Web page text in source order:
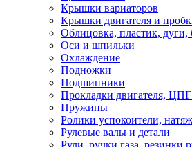
Крышки вариаторов
Крышки двигателя и
Облицовка, пластик, дуги,
Оси и шпильки
Охлаждение
Подножки
Подшипники
Прокладки двигателя,
Пружины
Ролики успокоители,
Рулевые валы и детали
Рули, ручки газа, резинки